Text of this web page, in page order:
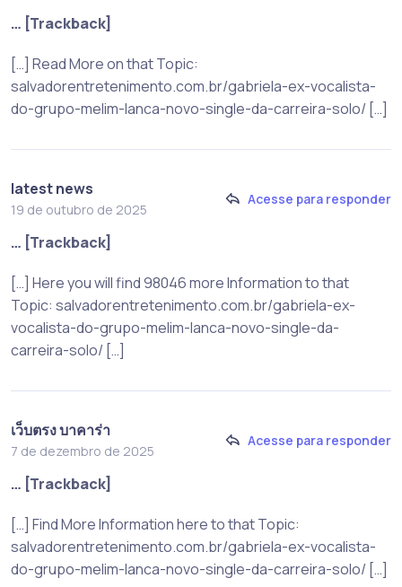
… [Trackback]
[…] Read More on that Topic:
salvadorentretenimento.com.br/gabriela-ex-vocalista-
do-grupo-melim-lanca-novo-single-da-carreira-solo/ […]
latest news
19 de outubro de 2025
Acesse para responder
… [Trackback]
[…] Here you will find 98046 more Information to that
Topic: salvadorentretenimento.com.br/gabriela-ex-
vocalista-do-grupo-melim-lanca-novo-single-da-
carreira-solo/ […]
เว็บตรง บาคาร่า
7 de dezembro de 2025
Acesse para responder
… [Trackback]
[…] Find More Information here to that Topic:
salvadorentretenimento.com.br/gabriela-ex-vocalista-
do-grupo-melim-lanca-novo-single-da-carreira-solo/ […]